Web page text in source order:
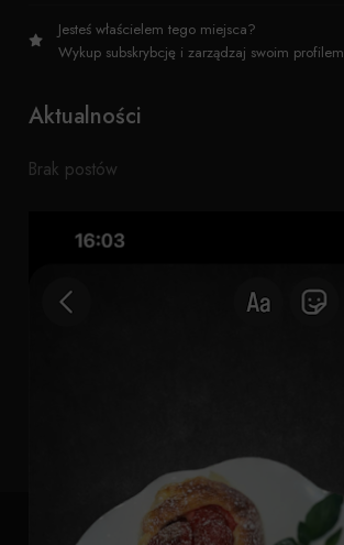
Jesteś właścielem tego miejsca?
Wykup subskrybcję i zarządzaj swoim profilem
Aktualności
Brak postów